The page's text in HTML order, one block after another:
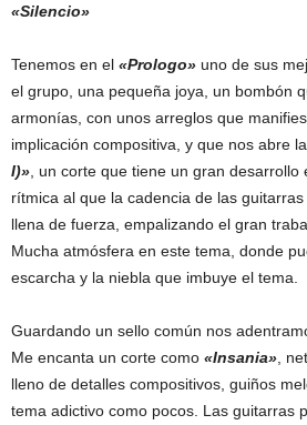
«Silencio»
Tenemos en el «Prologo» uno de sus
el grupo, una pequeña joya, un bombón
armonías, con unos arreglos que
implicación compositiva, y que nos abre
I)» , un corte que tiene un gran
rítmica al que la cadencia de las
llena de fuerza, empalizando el gran
Mucha atmósfera en este tema, donde
escarcha y la niebla que imbuye el tema.
Guardando un sello común nos
Me encanta un corte como «Insania» ,
lleno de detalles compositivos, guiños
tema adictivo como pocos. Las guitarras